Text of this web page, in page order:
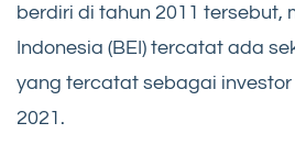
berdiri di tahun 2011 tersebut,
Indonesia (BEI) tercatat ada
yang tercatat sebagai
2021.